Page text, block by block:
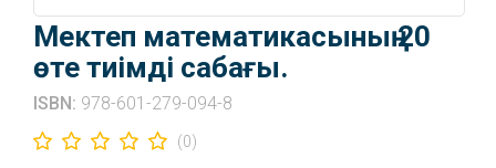
Мектеп математикасының 20
өте тиімді сабағы.
ISBN: 978-601-279-094-8
(0)